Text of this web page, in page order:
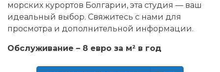
морских курортов Болгарии, эта студия — ваш
идеальный выбор. Свяжитесь с нами для
просмотра и дополнительной информации.
Обслуживание – 8 евро за м² в год